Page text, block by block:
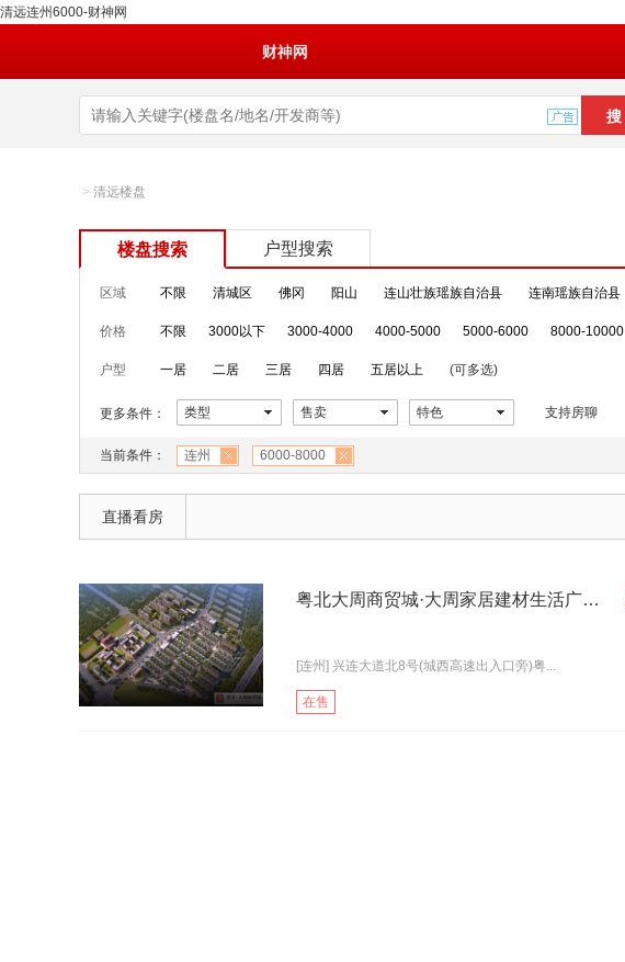
清远连州6000-财神网
财神网
> 清远楼盘
楼盘搜索 户型搜索
区域 不限 清城区 佛冈 阳山 连山壮族瑶族自治县 连南瑶族自治县
价格 不限 3000以下 3000-4000 4000-5000 5000-6000 8000-10000
户型 一居 二居 三居 四居 五居以上 (可多选)
更多条件： 类型 售卖 特色 支持房聊
当前条件： 连州 6000-8000
直播看房
粤北大周商贸城·大周家居建材生活广场商铺
[连州] 兴连大道北8号(城西高速出入口旁)粤...
在售